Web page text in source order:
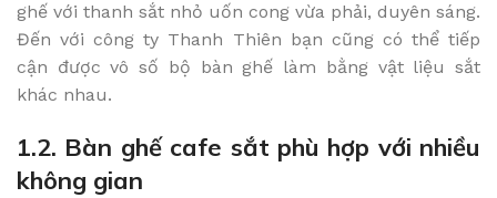
ghế với thanh sắt nhỏ uốn cong vừa phải, duyên sáng.
Đến với công ty Thanh Thiên bạn cũng có thể tiếp
cận được vô số bộ bàn ghế làm bằng vật liệu sắt
khác nhau.
1.2. Bàn ghế cafe sắt phù hợp với nhiều
không gian